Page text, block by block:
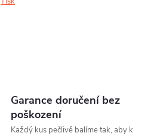
Garance doručení bez
poškození
Každý kus pečlivě balíme tak, aby k